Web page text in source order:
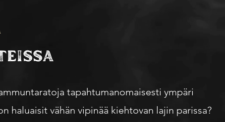
tapahtumanomaisesti ympäri
haluaisit vähän vipinää kiehtovan lajin parissa?